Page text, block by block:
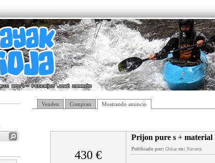
Venden Compran Mostrando anuncio
430 €
Prijon pure s + material
Publicado por:Oskaren:Navarra